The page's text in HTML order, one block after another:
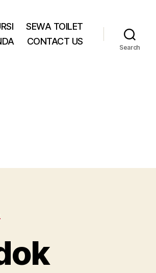
SEWA TOILET
CONTACT US
Search